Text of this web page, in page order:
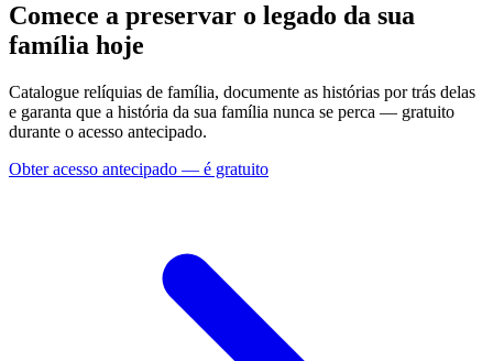
Comece a preservar o legado da sua
família hoje
Catalogue relíquias de família, documente as histórias por trás delas
e garanta que a história da sua família nunca se perca — gratuito
durante o acesso antecipado.
Obter acesso antecipado — é gratuito